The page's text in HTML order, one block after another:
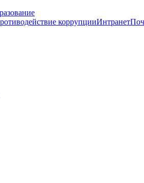
коррупцииИнтранет